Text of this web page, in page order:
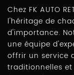
Chez FK AUTO
l'héritage de
d'importance.
une équipe
offrir un service
traditionnelles